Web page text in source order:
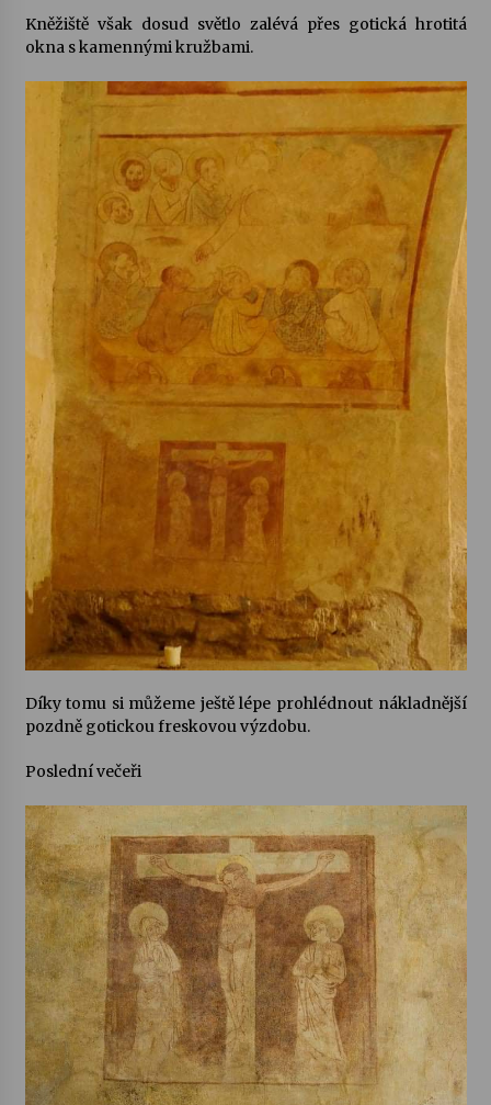
Kněžiště však dosud světlo zalévá přes gotická hrotitá
okna s kamennými kružbami.
Díky tomu si můžeme ještě lépe prohlédnout nákladnější
pozdně gotickou freskovou výzdobu.
Poslední večeři